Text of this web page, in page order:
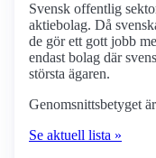
Svensk offentlig
aktiebolag. Då
de gör ett gott jobb
endast bolag där
största ägaren.
Genomsnittsbetyget
Se aktuell lista »